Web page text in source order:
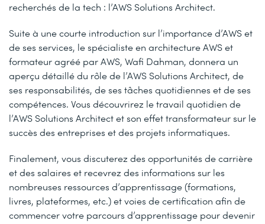
recherchés de la tech : l’AWS Solutions Architect.
Suite à une courte introduction sur l’importance d’AWS et
de ses services, le spécialiste en architecture AWS et
formateur agréé par AWS, Wafi Dahman, donnera un
aperçu détaillé du rôle de l’AWS Solutions Architect, de
ses responsabilités, de ses tâches quotidiennes et de ses
compétences. Vous découvrirez le travail quotidien de
l’AWS Solutions Architect et son effet transformateur sur le
succès des entreprises et des projets informatiques.
Finalement, vous discuterez des opportunités de carrière
et des salaires et recevrez des informations sur les
nombreuses ressources d’apprentissage (formations,
livres, plateformes, etc.) et voies de certification afin de
commencer votre parcours d’apprentissage pour devenir